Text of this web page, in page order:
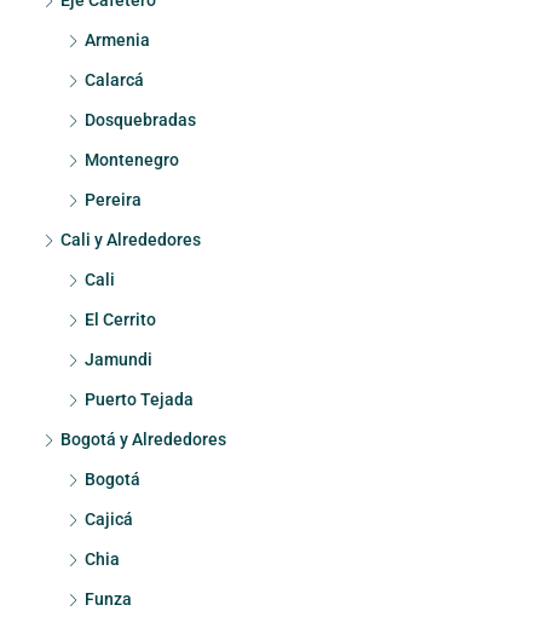
Armenia
Calarcá
Dosquebradas
Montenegro
Pereira
Cali y Alrededores
Cali
El Cerrito
Jamundi
Puerto Tejada
Bogotá y Alrededores
Bogotá
Cajicá
Chia
Funza